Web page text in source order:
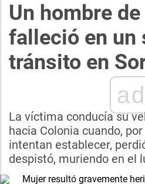
Un hombre
falleció en un
tránsito en
ad
La víctima conducía su
hacia Colonia cuando,
intentan establecer,
despistó, muriendo en el